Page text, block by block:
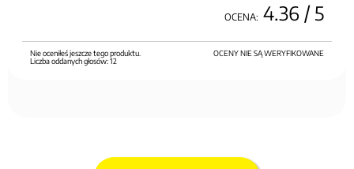
OCENA: 4.36 / 5
OCENY NIE SĄ WERYFIKOWANE
Nie oceniłeś jeszcze tego produktu.
Liczba oddanych głosów:12